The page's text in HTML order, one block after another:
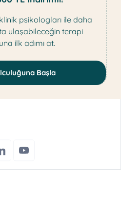
psikologları ile daha
ulaşabileceğin terapi
ilk adımı at.
Başla